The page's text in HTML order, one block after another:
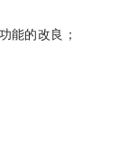
能的改良；